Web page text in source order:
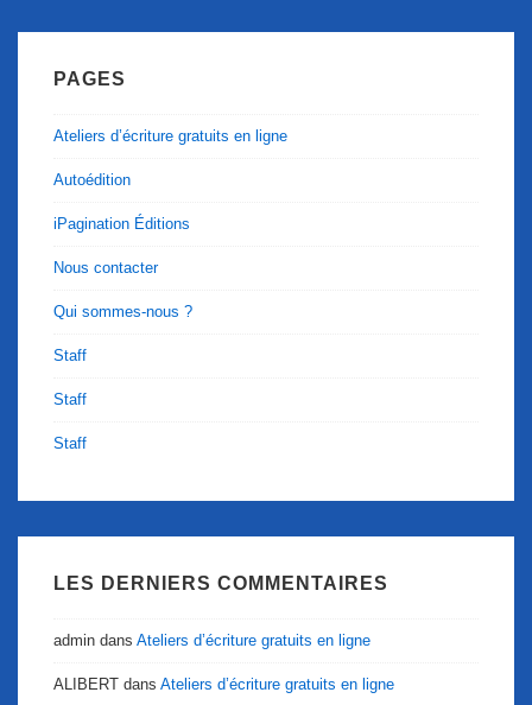
PAGES
Ateliers d’écriture gratuits en ligne
Autoédition
iPagination Éditions
Nous contacter
Qui sommes-nous ?
Staff
Staff
Staff
LES DERNIERS COMMENTAIRES
admin dans Ateliers d’écriture gratuits en ligne
ALIBERT dans Ateliers d’écriture gratuits en ligne